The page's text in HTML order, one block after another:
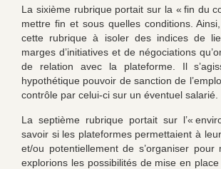
La sixième rubrique portait sur la « fin du
mettre fin et sous quelles conditions.
cette rubrique à isoler des indices de
marges d’initiatives et de négociations
de relation avec la plateforme. Il
hypothétique pouvoir de sanction de
contrôle par celui-ci sur un éventuel salarié.
La septième rubrique portait sur l’«
savoir si les plateformes permettaient à
et/ou potentiellement de s’organiser
explorions les possibilités de mise en